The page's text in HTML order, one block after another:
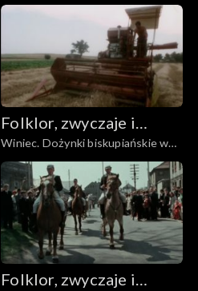
Folklor, zwyczaje i
sztuka ludowa
Winiec. Dożynki biskupiańskie w
Domachowie
Folklor, zwyczaje i